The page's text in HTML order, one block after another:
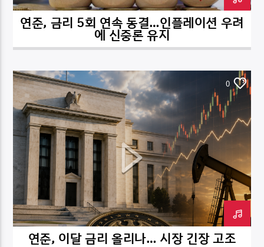
DK NET Radio.co
연준, 금리 5회 연속 동결…인플레이션 우려
에 신중론 유지
0
연준, 이달 금리 올리나… 시장 긴장 고조